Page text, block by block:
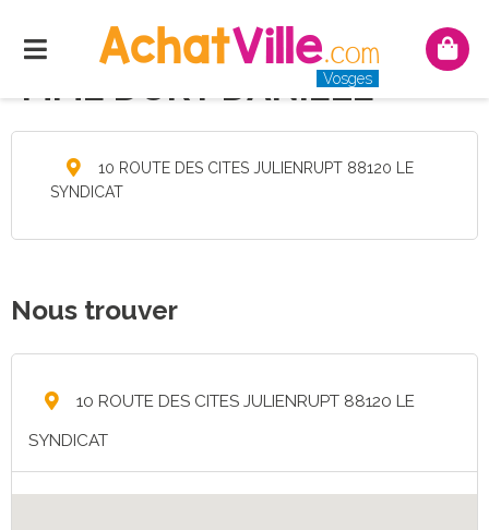
Menu
Vosges
Mon
MME DURY DANIELE
10 ROUTE DES CITES JULIENRUPT 88120 LE
SYNDICAT
Nous trouver
10 ROUTE DES CITES JULIENRUPT 88120 LE
SYNDICAT